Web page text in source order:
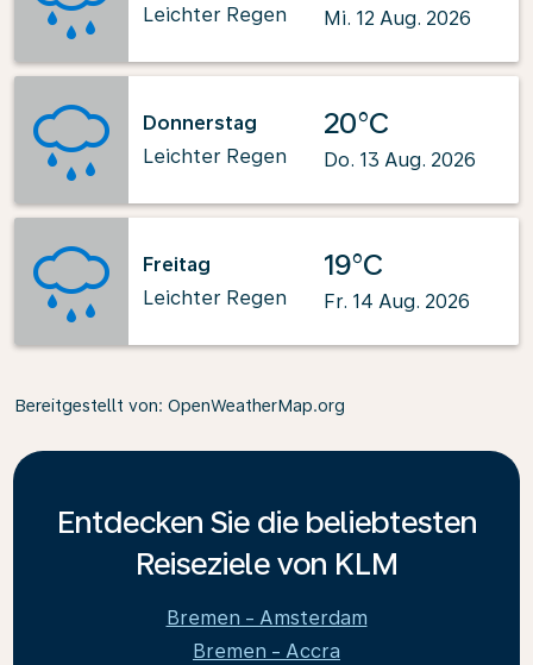
Leichter Regen
Mi. 12 Aug. 2026
Donnerstag
Leichter Regen
20°C
Do. 13 Aug. 2026
Freitag
Leichter Regen
19°C
Fr. 14 Aug. 2026
Bereitgestellt von: OpenWeatherMap.org
Entdecken Sie die beliebtesten
Reiseziele von KLM
Bremen - Amsterdam
Bremen - Accra